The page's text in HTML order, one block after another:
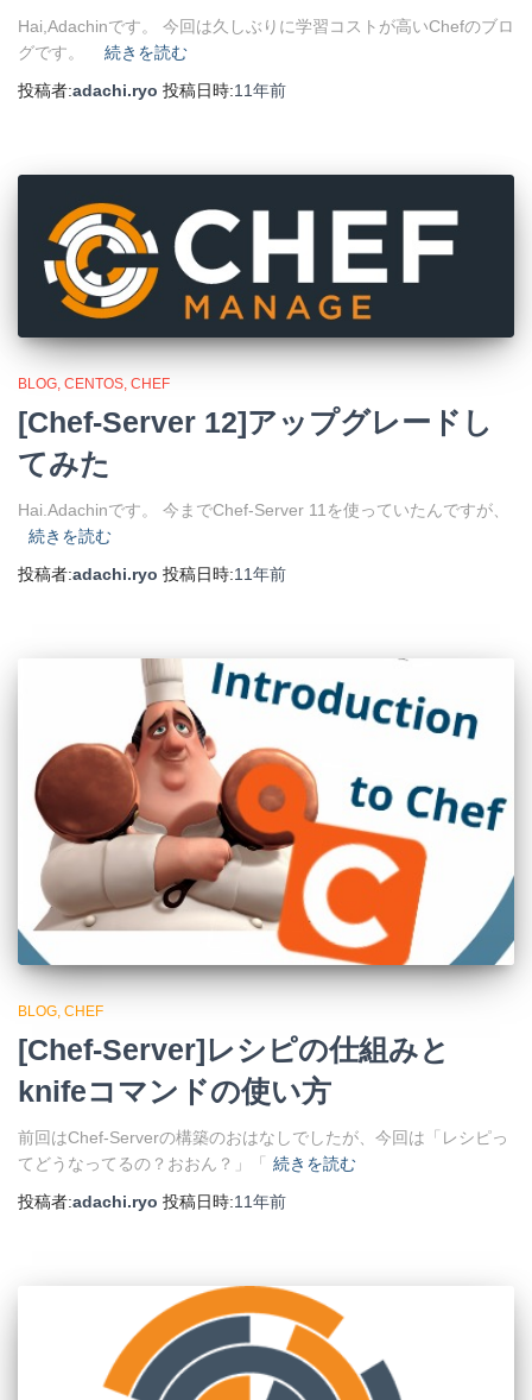
Hai,Adachinです。 今回は久しぶりに学習コストが高いChefのブロ
グです。
続きを読む
投稿者:adachi.ryo 投稿日時:11年前
BLOG CENTOS CHEF
[Chef-Server 12]アップグレードし
てみた
Hai.Adachinです。 今までChef-Server 11を使っていたんですが、
続きを読む
投稿者:adachi.ryo 投稿日時:11年前
BLOG CHEF
[Chef-Server]レシピの仕組みと
knifeコマンドの使い方
前回はChef-Serverの構築のおはなしでしたが、今回は「レシピっ
てどうなってるの？おおん？」「
続きを読む
投稿者:adachi.ryo 投稿日時:11年前